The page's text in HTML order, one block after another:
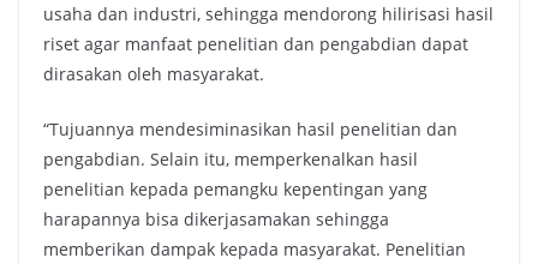
usaha dan industri, sehingga mendorong hilirisasi hasil
riset agar manfaat penelitian dan pengabdian dapat
dirasakan oleh masyarakat.
“Tujuannya mendesiminasikan hasil penelitian dan
pengabdian. Selain itu, memperkenalkan hasil
penelitian kepada pemangku kepentingan yang
harapannya bisa dikerjasamakan sehingga
memberikan dampak kepada masyarakat. Penelitian